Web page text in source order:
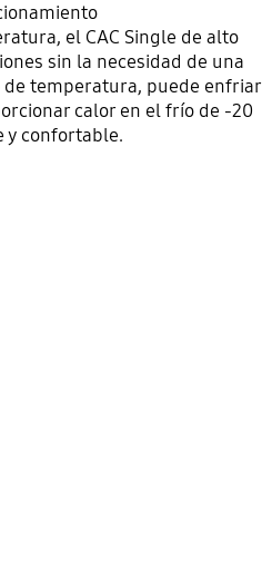
el CAC Single de alto
sin la necesidad de una
temperatura, puede enfriar
calor en el frío de -20
y confortable.